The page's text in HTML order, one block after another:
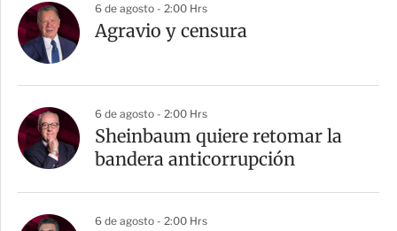
6 de agosto - 2:00 Hrs
Agravio y censura
6 de agosto - 2:00 Hrs
Sheinbaum quiere retomar la
bandera anticorrupción
6 de agosto - 2:00 Hrs